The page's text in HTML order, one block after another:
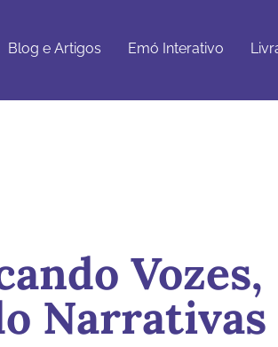
Interativo
Virtual
Blog e Artigos Emó Interativo
Vozes,
Narrativas